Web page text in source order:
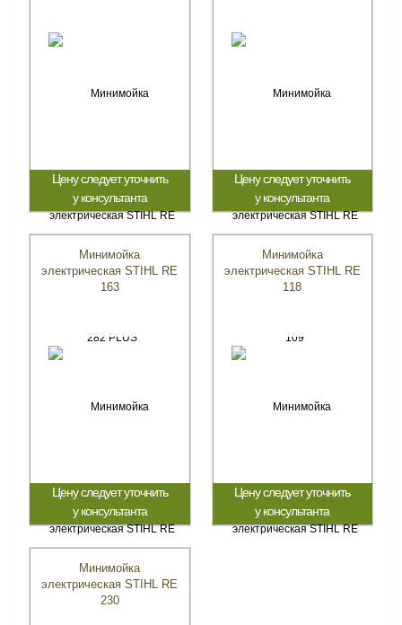
Цену следует уточнить
у консультанта
Цену следует уточнить
у консультанта
Минимойка
электрическая STIHL RE
163
Цену следует уточнить
у консультанта
Минимойка
электрическая STIHL RE
118
Цену следует уточнить
у консультанта
Минимойка
электрическая STIHL RE
230